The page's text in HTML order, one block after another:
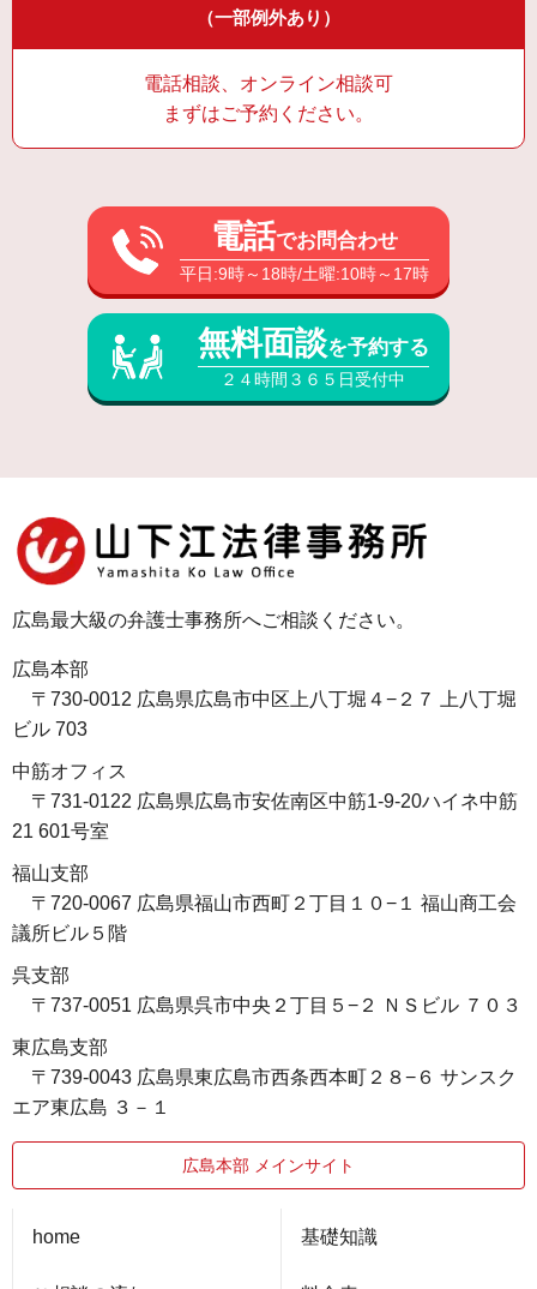
（一部例外あり）
電話相談、オンライン相談可
まずはご予約ください。
電話でお問合わせ
平日:9時～18時/土曜:10時～17時
無料面談を予約する
２４時間３６５日受付中
広島最大級の弁護士事務所へご相談ください。
広島本部
〒730-0012 広島県広島市中区上八丁堀４−２７ 上八丁堀
ビル 703
中筋オフィス
〒731-0122 広島県広島市安佐南区中筋1-9-20ハイネ中筋
21 601号室
福山支部
〒720-0067 広島県福山市西町２丁目１０−１ 福山商工会
議所ビル５階
呉支部
〒737-0051 広島県呉市中央２丁目５−２ ＮＳビル ７０３
東広島支部
〒739-0043 広島県東広島市西条西本町２８−６ サンスク
エア東広島 ３－１
広島本部 メインサイト
home 基礎知識